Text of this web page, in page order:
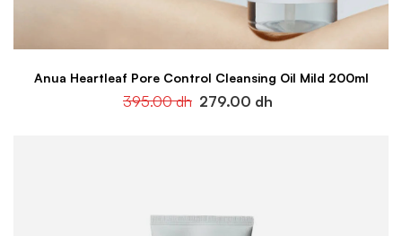
Anua Heartleaf Pore Control Cleansing Oil Mild 200ml
395.00dh 279.00 dh